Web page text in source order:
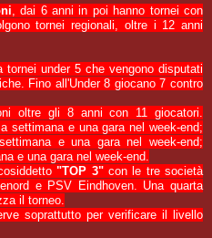
, dai 6 anni in poi hanno tornei con
tornei regionali, oltre i 12 anni
tornei under 5 che vengono disputati
Fino all'Under 8 giocano 7 contro
oltre gli 8 anni con 11 giocatori.
settimana e una gara nel week-end;
e una gara nel week-end;
e una gara nel week-end.
"TOP 3"con le tre società
e PSV Eindhoven. Una quarta
il torneo.
soprattutto per verificare il livello